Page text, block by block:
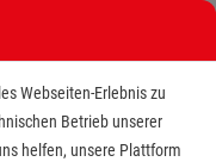
Webseiten-Erlebnis zu
Betrieb unserer
helfen, unsere Plattform